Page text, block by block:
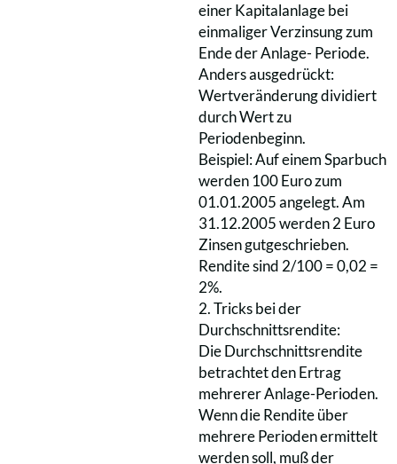
einer Kapitalanlage bei
einmaliger Verzinsung zum
Ende der Anlage- Periode.
Anders ausgedrückt:
Wertveränderung dividiert
durch Wert zu
Periodenbeginn.
Beispiel: Auf einem Sparbuch
werden 100 Euro zum
01.01.2005 angelegt. Am
31.12.2005 werden 2 Euro
Zinsen gutgeschrieben.
Rendite sind 2/100 = 0,02 =
2%.
2. Tricks bei der
Durchschnittsrendite:
Die Durchschnittsrendite
betrachtet den Ertrag
mehrerer Anlage-Perioden.
Wenn die Rendite über
mehrere Perioden ermittelt
werden soll, muß der